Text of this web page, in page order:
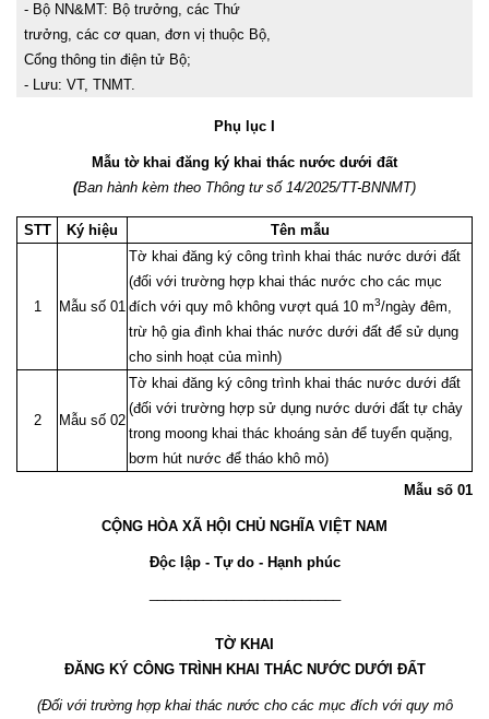
- Bộ NN&MT: Bộ trưởng, các Thứ
trưởng, các cơ quan, đơn vị thuộc Bộ,
Cổng thông tin điện tử Bộ;
- Lưu: VT, TN MT.
Phụ lục I
Mẫu tờ khai đăng ký khai thác nước dưới đất
(Ban hành kèm theo Thông tư số 14/2025/TT-BNNMT)
STT Ký hiệu Tên mẫu
1 Mẫu số 01
Tờ khai đăng ký công trình khai thác nước dưới đất
(đối với trường hợp khai thác nước cho các mục
đích với quy mô không vượt quá 10 m3/ngày đêm,
trừ hộ gia đình khai thác nước dưới đất để sử dụng
cho sinh hoạt của mình)
2 Mẫu số 02
Tờ khai đăng ký công trình khai thác nước dưới đất
(đối với trường hợp sử dụng nước dưới đất tự chảy
trong moong khai thác khoáng sản để tuyển quặng,
bơm hút nước để tháo khô mỏ)
Mẫu số 01
CỘNG HÒA XÃ HỘI CHỦ NGHĨA VIỆT NAM
Độc lập - Tự do - Hạnh phúc
TỜ KHAI
ĐĂNG KÝ CÔNG TRÌNH KHAI THÁC NƯỚC DƯỚI ĐẤT
(Đối với trường hợp khai thác nước cho các mục đích với quy mô